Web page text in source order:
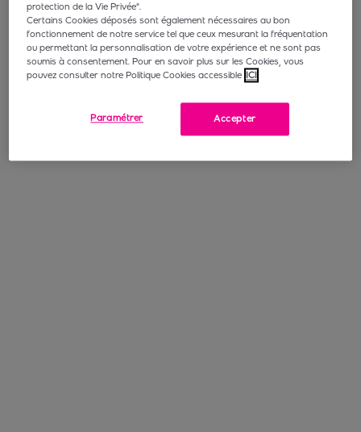
protection de la Vie Privée".
Certains Cookies déposés sont également nécessaires au bon
fonctionnement de notre service tel que ceux mesurant la fréquentation
ou permettant la personnalisation de votre expérience et ne sont pas
soumis à consentement. Pour en savoir plus sur les Cookies, vous
pouvez consulter notre Politique Cookies accessible ICI
Accepter
Paramétrer